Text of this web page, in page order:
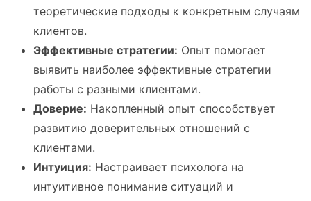
теоретические подходы к конкретным случаям
клиентов.
Эффективные стратегии: Опыт помогает
выявить наиболее эффективные стратегии
работы с разными клиентами.
Доверие: Накопленный опыт способствует
развитию доверительных отношений с
клиентами.
Интуиция: Настраивает психолога на
интуитивное понимание ситуаций и